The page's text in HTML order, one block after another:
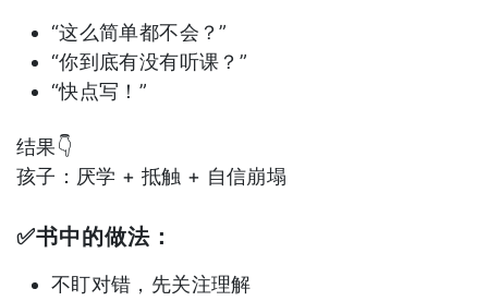
“这么简单都不会？”
“你到底有没有听课？”
“快点写！”
结果👇
孩子：厌学 + 抵触 + 自信崩塌
✅书中的做法：
不盯对错，先关注理解